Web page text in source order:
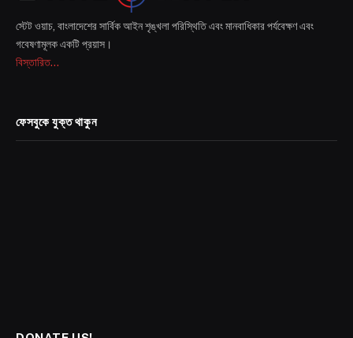
স্টেট ওয়াচ, বাংলাদেশের সার্বিক আইন শৃঙ্খলা পরিস্থিতি এবং মানবাধিকার পর্যবেক্ষণ এবং
গবেষণামূলক একটি প্রয়াস।
বিস্তারিত...
ফেসবুকে যুক্ত থাকুন